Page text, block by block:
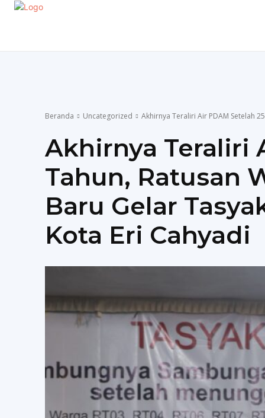
Beranda Uncategorized Akhirnya Teraliri Air PDAM Setelah
Akhirnya Teraliri
Tahun, Ratusan
Baru Gelar
Kota Eri Cahyadi